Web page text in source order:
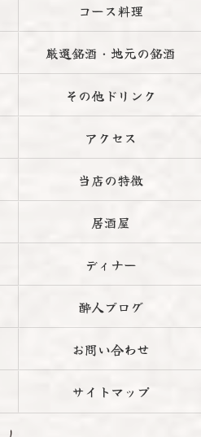
コース料理
厳選銘酒・地元の銘酒
その他ドリンク
アクセス
当店の特徴
居酒屋
ディナー
酔人ブログ
お問い合わせ
サイトマップ